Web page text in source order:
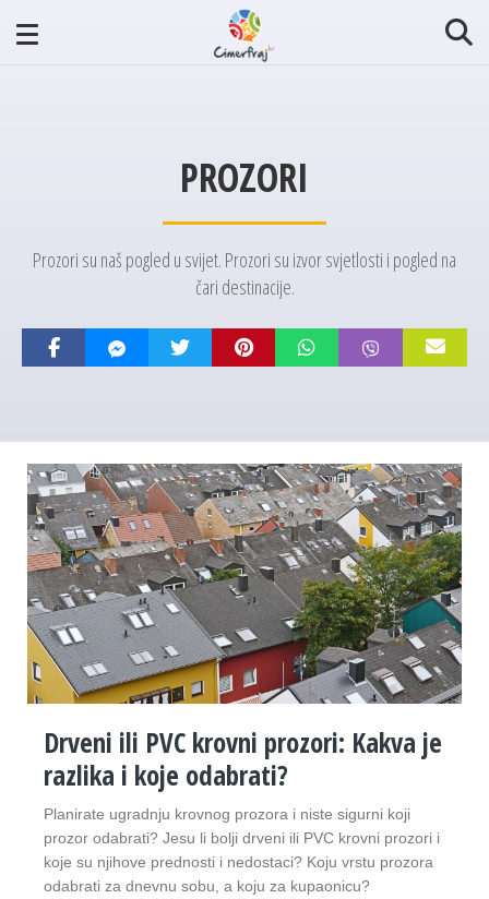
PROZORI
Prozori su naš pogled u svijet. Prozori su izvor svjetlosti i pogled na
čari destinacije.
Drveni ili PVC krovni prozori: Kakva je
razlika i koje odabrati?
Planirate ugradnju krovnog prozora i niste sigurni koji
prozor odabrati? Jesu li bolji drveni ili PVC krovni prozori i
koje su njihove prednosti i nedostaci? Koju vrstu prozora
odabrati za dnevnu sobu, a koju za kupaonicu?